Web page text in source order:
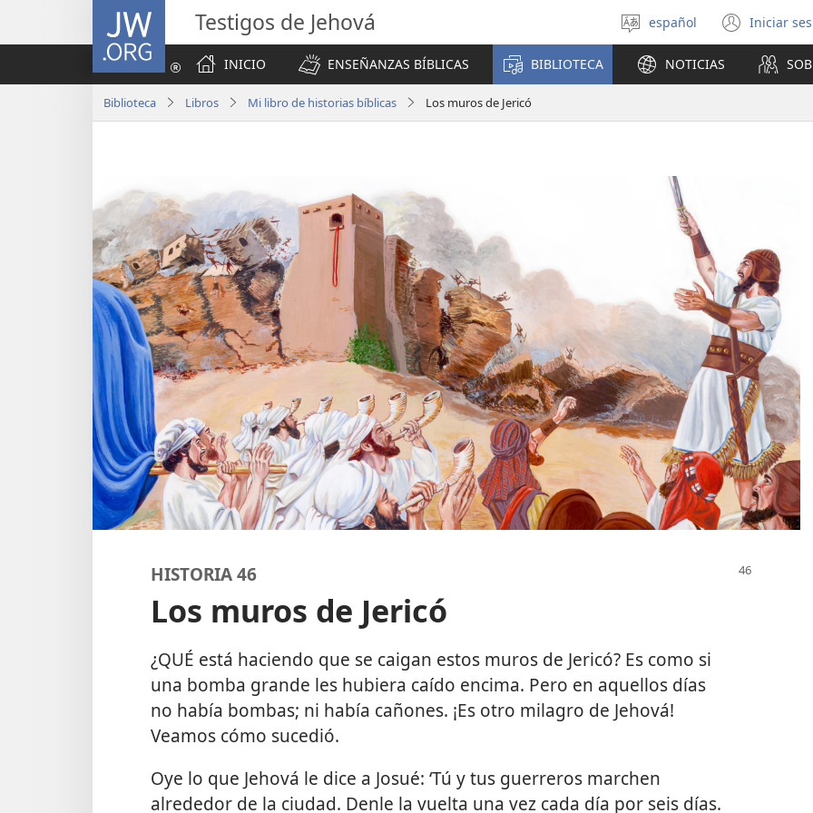
JW.ORG Testigos de Jehová
Seleccionar
idioma
español Iniciar(abre
una
nueva
INICIO
ENSEÑANZAS BÍBLICAS BIBLIOTECA NOTICIAS
Biblioteca Libros Mi libro de historias bíblicas Los muros de Jericó
HISTORIA 46
Los muros de Jericó
¿QUÉ está haciendo que se caigan estos muros de Jericó? Es como si
una bomba grande les hubiera caído encima. Pero en aquellos días
no había bombas; ni había cañones. ¡Es otro milagro de Jehová!
Veamos cómo sucedió.
Oye lo que Jehová le dice a Josué: ‘Tú y tus guerreros marchen
alrededor de la ciudad. Denle la vuelta una vez cada día por seis días.